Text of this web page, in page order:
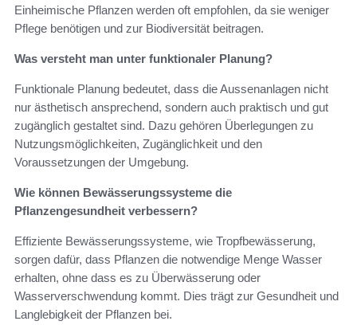
Einheimische Pflanzen werden oft empfohlen, da sie weniger
Pflege benötigen und zur Biodiversität beitragen.
Was versteht man unter funktionaler Planung?
Funktionale Planung bedeutet, dass die Aussenanlagen nicht
nur ästhetisch ansprechend, sondern auch praktisch und gut
zugänglich gestaltet sind. Dazu gehören Überlegungen zu
Nutzungsmöglichkeiten, Zugänglichkeit und den
Voraussetzungen der Umgebung.
Wie können Bewässerungssysteme die
Pflanzengesundheit verbessern?
Effiziente Bewässerungssysteme, wie Tropfbewässerung,
sorgen dafür, dass Pflanzen die notwendige Menge Wasser
erhalten, ohne dass es zu Überwässerung oder
Wasserverschwendung kommt. Dies trägt zur Gesundheit und
Langlebigkeit der Pflanzen bei.